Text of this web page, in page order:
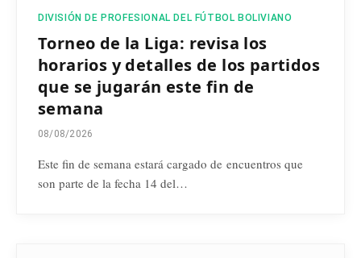
DIVISIÓN DE PROFESIONAL DEL FÚTBOL BOLIVIANO
Torneo de la Liga: revisa los
horarios y detalles de los partidos
que se jugarán este fin de
semana
08/08/2026
Este fin de semana estará cargado de encuentros que
son parte de la fecha 14 del…